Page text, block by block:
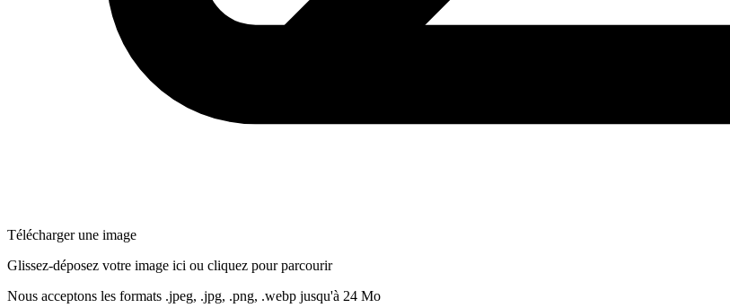
Télécharger une image
Glissez-déposez votre image ici ou cliquez pour parcourir
Nous acceptons les formats .jpeg, .jpg, .png, .webp jusqu'à 24 Mo